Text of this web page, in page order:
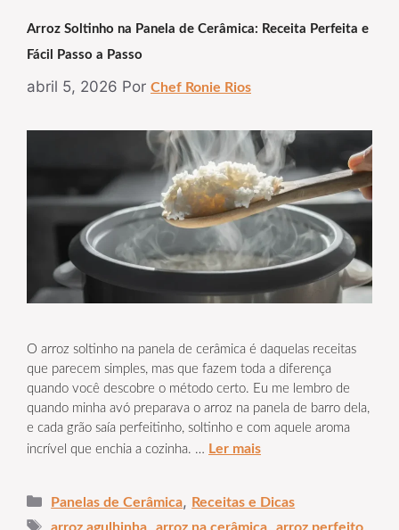
Arroz Soltinho na Panela de Cerâmica: Receita Perfeita e
Fácil Passo a Passo
abril 5, 2026 Por Chef Ronie Rios
O arroz soltinho na panela de cerâmica é daquelas receitas
que parecem simples, mas que fazem toda a diferença
quando você descobre o método certo. Eu me lembro de
quando minha avó preparava o arroz na panela de barro dela,
e cada grão saía perfeitinho, soltinho e com aquele aroma
incrível que enchia a cozinha. … Ler mais
Categorias
Panelas de Cerâmica, Receitas e Dicas
Tags
arroz agulhinha,arroz na cerâmica,arroz perfeito,